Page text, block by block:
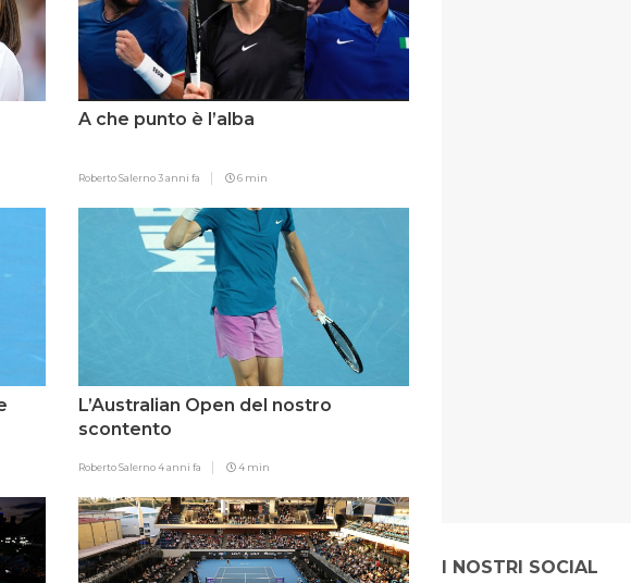
A che punto è l’alba
Roberto Salerno3 anni fa 6 min
L’Australian Open del nostro
scontento
Roberto Salerno4 anni fa 4 min
I NOSTRI SOCIAL